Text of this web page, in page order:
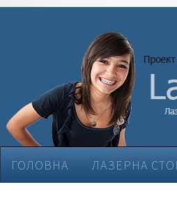
ГОЛОВНА ЛАЗЕРНА
ЕСТЕТИЧНА СТОМАТОЛОГІЯ